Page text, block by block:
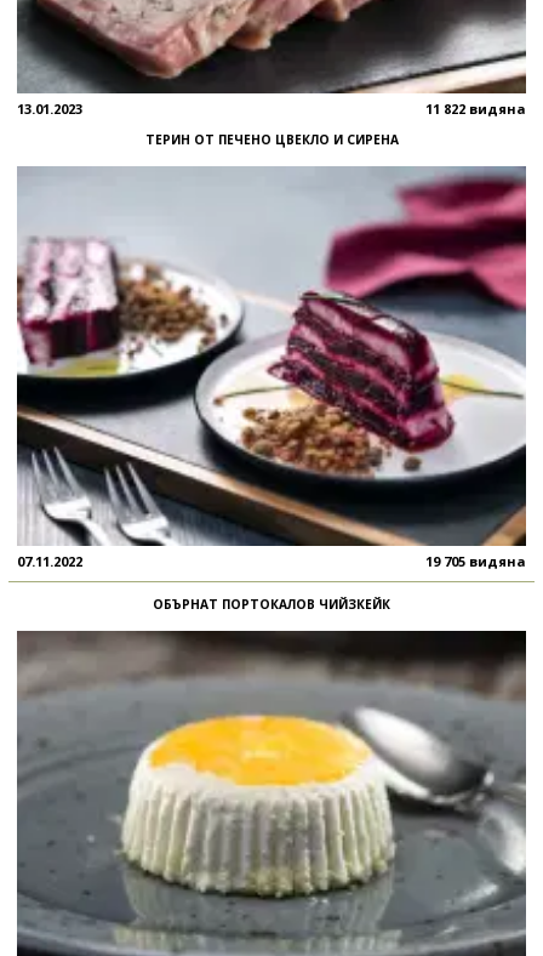
13.01.2023 11 822 видяна
ТЕРИН ОТ ПЕЧЕНО ЦВЕКЛО И СИРЕНА
07.11.2022 19 705 видяна
ОБЪРНАТ ПОРТОКАЛОВ ЧИЙЗКЕЙК